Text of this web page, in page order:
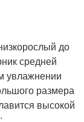
до
средней
увлажнении
размера
высокой